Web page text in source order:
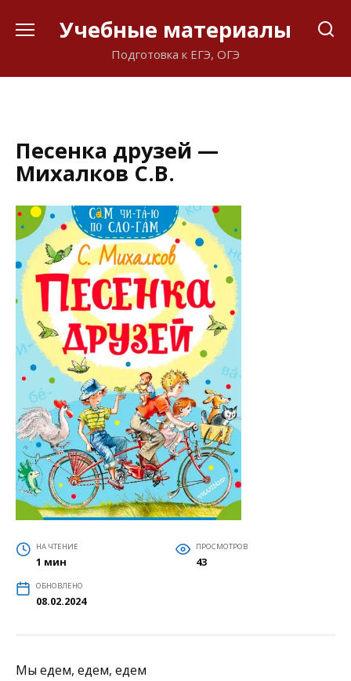
Учебные материалы
Подготовка к ЕГЭ, ОГЭ
Песенка друзей —
Михалков С.В.
НА ЧТЕНИЕ
1 мин
ПРОСМОТРОВ
43
ОБНОВЛЕНО
08.02.2024
Мы едем, едем, едем